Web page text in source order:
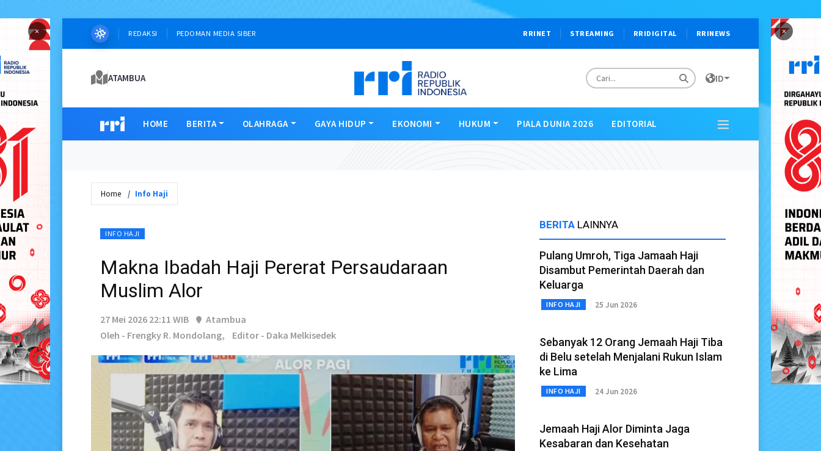
× ×
REDAKSI PEDOMAN MEDIA SIBER RRINET STREAMING RRIDIGITAL RRINEWS
ATAMBUA ID
HOME BERITA OLAHRAGA GAYA HIDUP EKONOMI HUKUM PIALA DUNIA 2026 EDITORIAL
Home Info Haji
INFO HAJI
Makna Ibadah Haji Pererat Persaudaraan
Muslim Alor
27 Mei 2026 22:11 WIB
Atambua
Oleh - Frengky R. Mondolang,
Editor - Daka Melkisedek
BERITA LAINNYA
Pulang Umroh, Tiga Jamaah Haji
Disambut Pemerintah Daerah dan
Keluarga
INFO HAJI 25 Jun 2026
Sebanyak 12 Orang Jemaah Haji Tiba
di Belu setelah Menjalani Rukun Islam
ke Lima
INFO HAJI 24 Jun 2026
Jemaah Haji Alor Diminta Jaga
Kesabaran dan Kesehatan